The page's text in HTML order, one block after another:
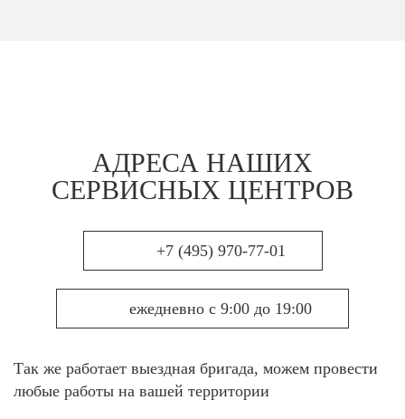
АДРЕСА НАШИХ
СЕРВИСНЫХ ЦЕНТРОВ
+7 (495) 970-77-01
ежедневно с 9:00 до 19:00
Так же работает выездная бригада, можем провести
любые работы на вашей территории